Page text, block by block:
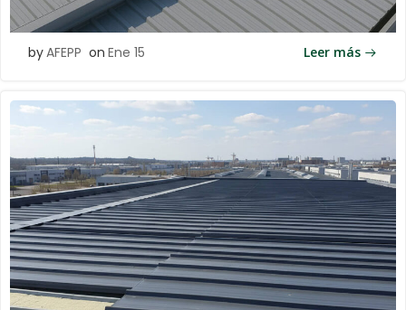
byAFEPP on Ene 15 Leer más